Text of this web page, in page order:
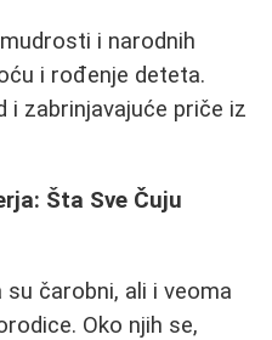
i narodnih
i rođenje deteta.
i zabrinjavajuće priče iz
Šta Sve Čuju
čarobni, ali i veoma
Oko njih se,